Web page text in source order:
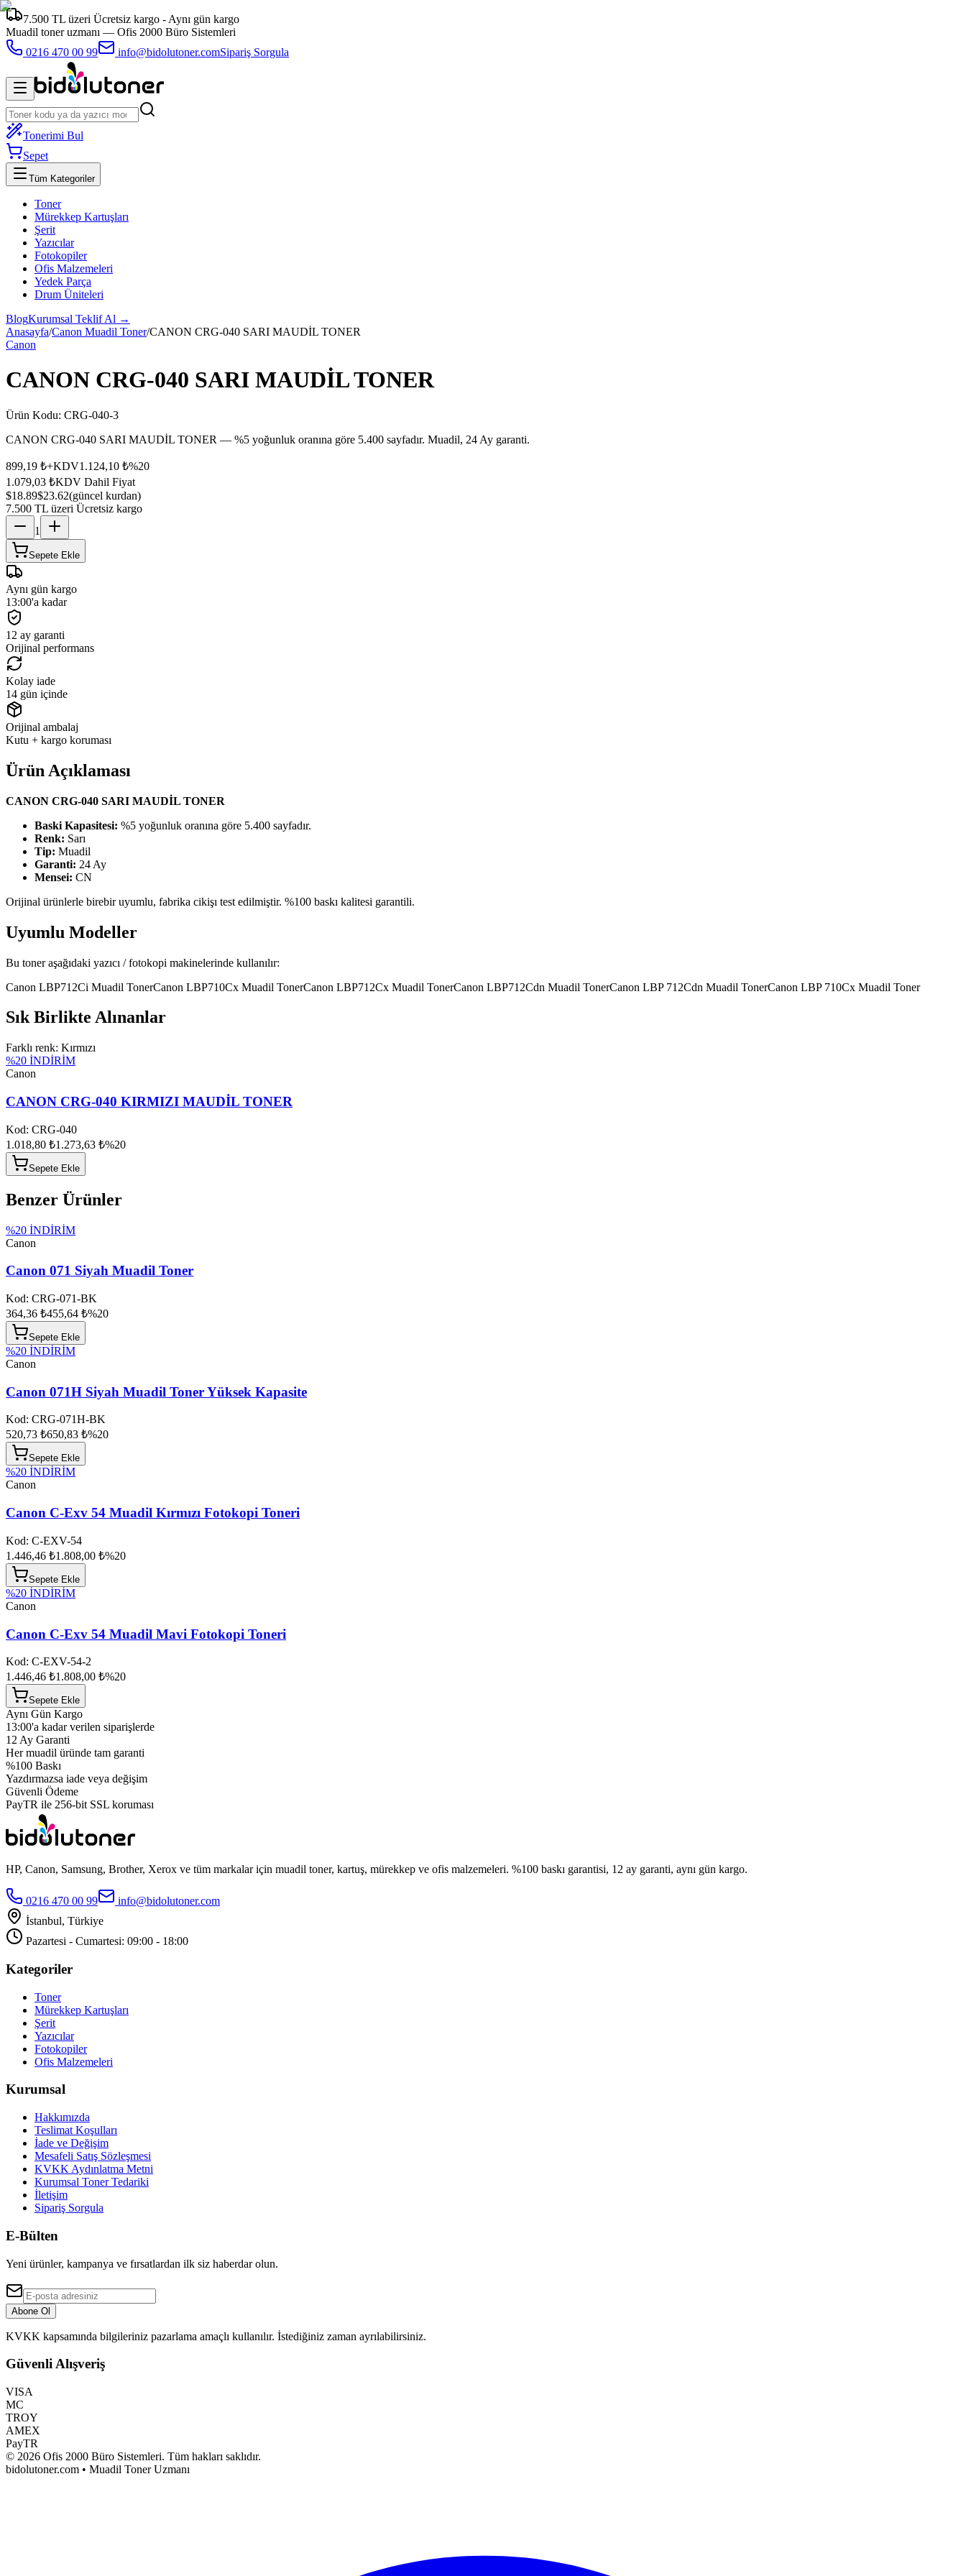
7.500 TL üzeri Ücretsiz kargo - Aynı gün kargo
Muadil toner uzmanı — Ofis 2000 Büro Sistemleri
0216 470 00 99
info@bidolutoner.comSipariş Sorgula
Tonerimi Bul
Sepet
Tüm Kategoriler
Toner
Mürekkep Kartuşları
Şerit
Yazıcılar
Fotokopiler
Ofis Malzemeleri
Yedek Parça
Drum Üniteleri
BlogKurumsal Teklif Al →
Anasayfa/Canon Muadil Toner/CANON CRG-040 SARI MAUDİL TONER
Canon
CANON CRG-040 SARI MAUDİL TONER
Ürün Kodu: CRG-040-3
CANON CRG-040 SARI MAUDİL TONER — %5 yoğunluk oranına göre 5.400 sayfadır. Muadil, 24 Ay garanti.
899,19 ₺+KDV1.124,10 ₺%20
1.079,03 ₺KDV Dahil Fiyat
$18.89$23.62(güncel kurdan)
7.500 TL üzeri Ücretsiz kargo
1
Sepete Ekle
Aynı gün kargo
13:00'a kadar
12 ay garanti
Orijinal performans
Kolay iade
14 gün içinde
Orijinal ambalaj
Kutu + kargo koruması
Ürün Açıklaması
CANON CRG-040 SARI MAUDİL TONER
Baski Kapasitesi: %5 yoğunluk oranına göre 5.400 sayfadır.
Renk: Sarı
Tip: Muadil
Garanti: 24 Ay
Mensei: CN
Orijinal ürünlerle birebir uyumlu, fabrika cikişı test edilmiştir. %100 baskı kalitesi garantili.
Uyumlu Modeller
Bu toner aşağıdaki yazıcı / fotokopi makinelerinde kullanılır:
Canon LBP712Ci Muadil TonerCanon LBP710Cx Muadil TonerCanon LBP712Cx Muadil TonerCanon LBP712Cdn Muadil TonerCanon LBP 712Cdn Muadil TonerCanon LBP 710Cx Muadil Toner
Sık Birlikte Alınanlar
Farklı renk: Kırmızı
%20 İNDİRİM
Canon
CANON CRG-040 KIRMIZI MAUDİL TONER
Kod: CRG-040
1.018,80 ₺1.273,63 ₺%20
Sepete Ekle
Benzer Ürünler
%20 İNDİRİM
Canon
Canon 071 Siyah Muadil Toner
Kod: CRG-071-BK
364,36 ₺455,64 ₺%20
Sepete Ekle
%20 İNDİRİM
Canon
Canon 071H Siyah Muadil Toner Yüksek Kapasite
Kod: CRG-071H-BK
520,73 ₺650,83 ₺%20
Sepete Ekle
%20 İNDİRİM
Canon
Canon C-Exv 54 Muadil Kırmızı Fotokopi Toneri
Kod: C-EXV-54
1.446,46 ₺1.808,00 ₺%20
Sepete Ekle
%20 İNDİRİM
Canon
Canon C-Exv 54 Muadil Mavi Fotokopi Toneri
Kod: C-EXV-54-2
1.446,46 ₺1.808,00 ₺%20
Sepete Ekle
Aynı Gün Kargo
13:00'a kadar verilen siparişlerde
12 Ay Garanti
Her muadil üründe tam garanti
%100 Baskı
Yazdırmazsa iade veya değişim
Güvenli Ödeme
PayTR ile 256-bit SSL koruması
HP, Canon, Samsung, Brother, Xerox ve tüm markalar için muadil toner, kartuş, mürekkep ve ofis malzemeleri. %100 baskı garantisi, 12 ay garanti, aynı gün kargo.
0216 470 00 99
info@bidolutoner.com
İstanbul, Türkiye
Pazartesi - Cumartesi: 09:00 - 18:00
Kategoriler
Toner
Mürekkep Kartuşları
Şerit
Yazıcılar
Fotokopiler
Ofis Malzemeleri
Kurumsal
Hakkımızda
Teslimat Koşulları
İade ve Değişim
Mesafeli Satış Sözleşmesi
KVKK Aydınlatma Metni
Kurumsal Toner Tedariki
İletişim
Sipariş Sorgula
E-Bülten
Yeni ürünler, kampanya ve fırsatlardan ilk siz haberdar olun.
Abone Ol
KVKK kapsamında bilgileriniz pazarlama amaçlı kullanılır. İstediğiniz zaman ayrılabilirsiniz.
Güvenli Alışveriş
VISA
MC
TROY
AMEX
PayTR
© 2026 Ofis 2000 Büro Sistemleri. Tüm hakları saklıdır.
bidolutoner.com • Muadil Toner Uzmanı